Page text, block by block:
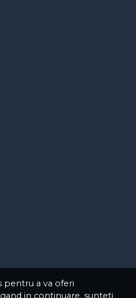
pentru a va oferi
in continuare, sunteti